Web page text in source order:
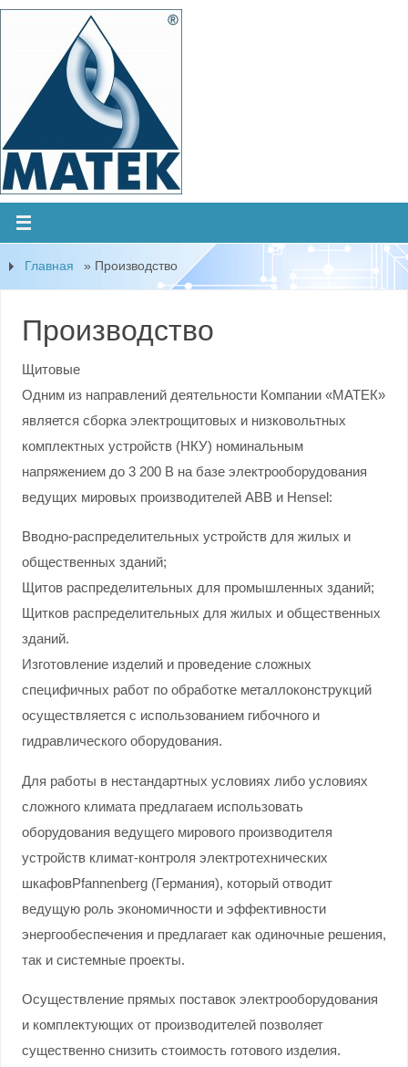
Главная » Производство
Производство
Щитовые
Одним из направлений деятельности Компании «МАТЕК»
является сборка электрощитовых и низковольтных
комплектных устройств (НКУ) номинальным
напряжением до 3 200 В на базе электрооборудования
ведущих мировых производителей ABB и Hensel:
Вводно-распределительных устройств для жилых и
общественных зданий;
Щитов распределительных для промышленных зданий;
Щитков распределительных для жилых и общественных
зданий.
Изготовление изделий и проведение сложных
специфичных работ по обработке металлоконструкций
осуществляется с использованием гибочного и
гидравлического оборудования.
Для работы в нестандартных условиях либо условиях
сложного климата предлагаем использовать
оборудования ведущего мирового производителя
устройств климат-контроля электротехнических
шкафовPfannenberg (Германия), который отводит
ведущую роль экономичности и эффективности
энергообеспечения и предлагает как одиночные решения,
так и системные проекты.
Осуществление прямых поставок электрооборудования
и комплектующих от производителей позволяет
существенно снизить стоимость готового изделия.